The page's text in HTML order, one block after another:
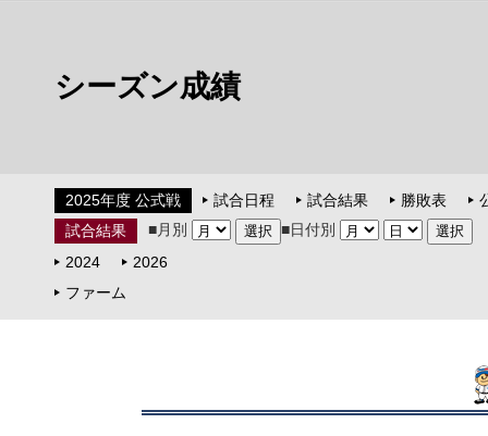
シーズン成績
2025年度 公式戦 試合日程 試合結果 勝敗表
試合結果
■月別
■日付別
2024
2026
ファーム